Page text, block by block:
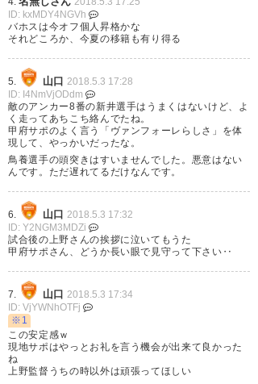
ってきたかな？ 相変わらずイケ
イケドンドンの攻撃姿勢は面白
いけど。 #レノファ
— ４０４号室 (koji404room)
2018, 5月 3
引き分けだったけど良く追いつ
いた。どっちも勝ちをもぎ取ろ
うと必死になっていて見ていて
面白かった。ナイスゲーム。岸
田も久しぶりだったけど良い動
きで今後が期待できるね。 #レ
ノファ #renofa
ID: kxMDY4NGVh
バホスは今オフ個人昇格かな
それどころか、今夏の移籍も有り得る
5. 山口 2018.5.3 17:28
ID: I4NmVjODdm
敵のアンカー8番の新井選手はうまくはないけど、よ
く走ってあちこち絡んでたね。
甲府サポのよく言う「ヴァンフォーレらしさ」を体
現して、やっかいだったな。
鳥養選手の頭突きはすいませんでした。悪意はない
んです。ただ遅れてるだけなんです。
6. 山口 2018.5.3 17:32
ID: Y2NGM3MDZi
試合後の上野さんの挨拶に泣いてもうた
甲府サポさん、どうか長い眼で見守って下さい‥
7. 山口 2018.5.3 17:34
ID: VjYWNhOTFj
※1
この安定感ｗ
現地サポはやっとお礼を言う機会が出来て良かった
ね
上野監督うちの時以外は頑張ってほしい